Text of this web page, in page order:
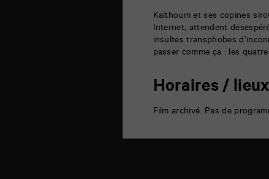
Kalthoum et ses copines
Internet, attendent
insultes transphobes
passer comme ça : les
Horaires / lieux
Film archivé. Pas de